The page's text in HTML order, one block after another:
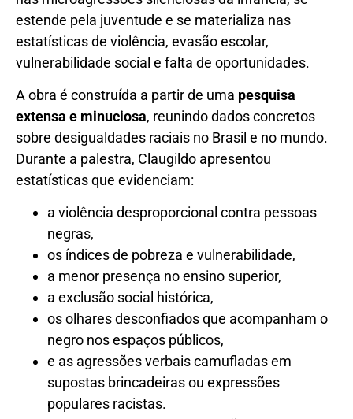
estende pela juventude e se materializa nas
estatísticas de violência, evasão escolar,
vulnerabilidade social e falta de oportunidades.
A obra é construída a partir de uma pesquisa
extensa e minuciosa, reunindo dados concretos
sobre desigualdades raciais no Brasil e no mundo.
Durante a palestra, Claugildo apresentou
estatísticas que evidenciam:
a violência desproporcional contra pessoas
negras,
os índices de pobreza e vulnerabilidade,
a menor presença no ensino superior,
a exclusão social histórica,
os olhares desconfiados que acompanham o
negro nos espaços públicos,
e as agressões verbais camufladas em
supostas brincadeiras ou expressões
populares racistas.